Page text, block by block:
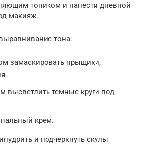
тоником и нанести дневной
макияж.
тона:
замаскировать прыщики,
высветлить темные круги под
крем.
и подчеркнуть скулы